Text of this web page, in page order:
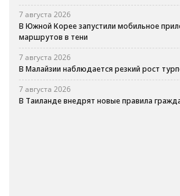
7 августа 2026
В Южной Корее запустили мобильное
маршрутов в тени
7 августа 2026
В Малайзии наблюдается резкий рост
7 августа 2026
В Таиланде внедрят новые правила